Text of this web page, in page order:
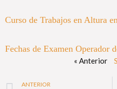
Curso de Trabajos en Altura
Fechas de Examen Operador
« Anterior
ANTERIOR